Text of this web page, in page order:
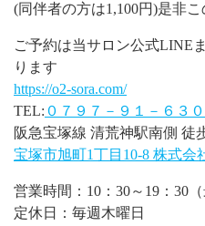
(同伴者の方は1,100円)是非
ご予約は当サロン公式LINE
ります
https://o2-sora.com/
TEL: ０７９７－９１－６３
阪急宝塚線 清荒神駅南側 徒
宝塚市旭町1丁目10-8 株式会
営業時間：10：30～19：30（
定休日：毎週木曜日